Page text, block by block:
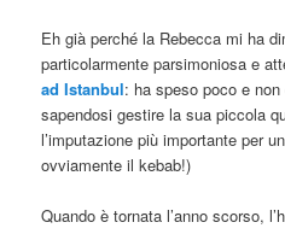
Eh già perché la Rebecca mi ha
particolarmente parsimoniosa e
ad Istanbul: ha speso poco e
sapendosi gestire la sua piccola
l’imputazione più importante per
ovviamente il kebab!)
Quando è tornata l’anno scorso,